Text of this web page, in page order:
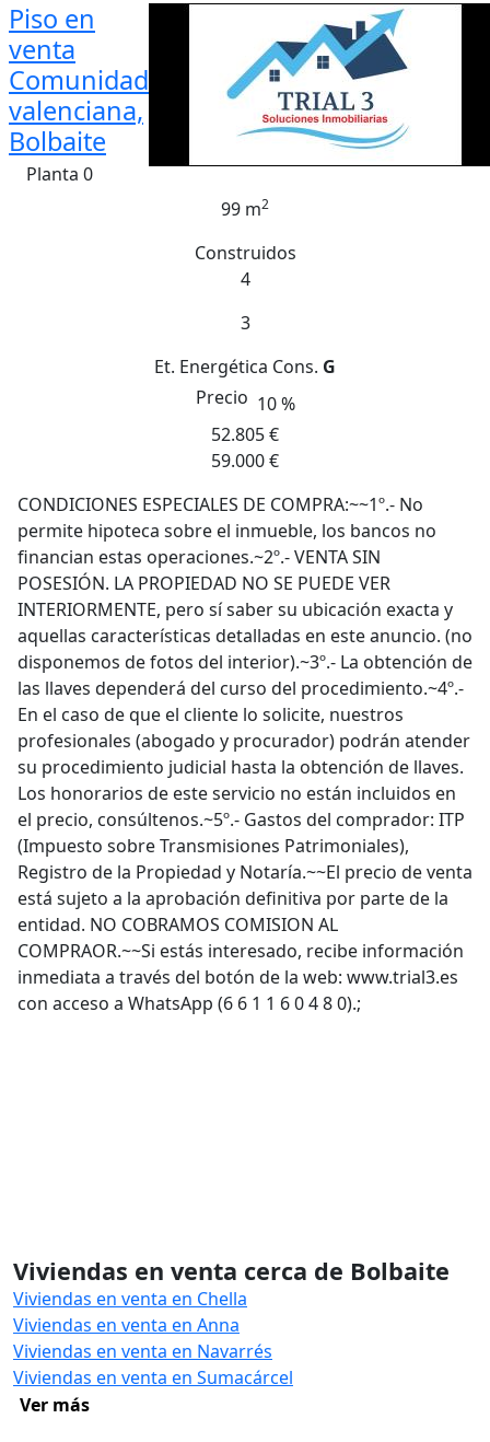
Piso en
venta
Comunidad
valenciana,
Bolbaite
Planta 0
99 m2
Construidos
4
3
Et. Energética Cons. G
Precio 10 %
52.805 €
59.000 €
CONDICIONES ESPECIALES DE COMPRA:~~1º.- No
permite hipoteca sobre el inmueble, los bancos no
financian estas operaciones.~2º.- VENTA SIN
POSESIÓN. LA PROPIEDAD NO SE PUEDE VER
INTERIORMENTE, pero sí saber su ubicación exacta y
aquellas características detalladas en este anuncio. (no
disponemos de fotos del interior).~3º.- La obtención de
las llaves dependerá del curso del procedimiento.~4º.-
En el caso de que el cliente lo solicite, nuestros
profesionales (abogado y procurador) podrán atender
su procedimiento judicial hasta la obtención de llaves.
Los honorarios de este servicio no están incluidos en
el precio, consúltenos.~5º.- Gastos del comprador: ITP
(Impuesto sobre Transmisiones Patrimoniales),
Registro de la Propiedad y Notaría.~~El precio de venta
está sujeto a la aprobación definitiva por parte de la
entidad. NO COBRAMOS COMISION AL
COMPRAOR.~~Si estás interesado, recibe información
inmediata a través del botón de la web: www.trial3.es
con acceso a WhatsApp (6 6 1 1 6 0 4 8 0).;
Viviendas en venta cerca de Bolbaite
Viviendas en venta en Chella
Viviendas en venta en Anna
Viviendas en venta en Navarrés
Viviendas en venta en Sumacárcel
Ver más